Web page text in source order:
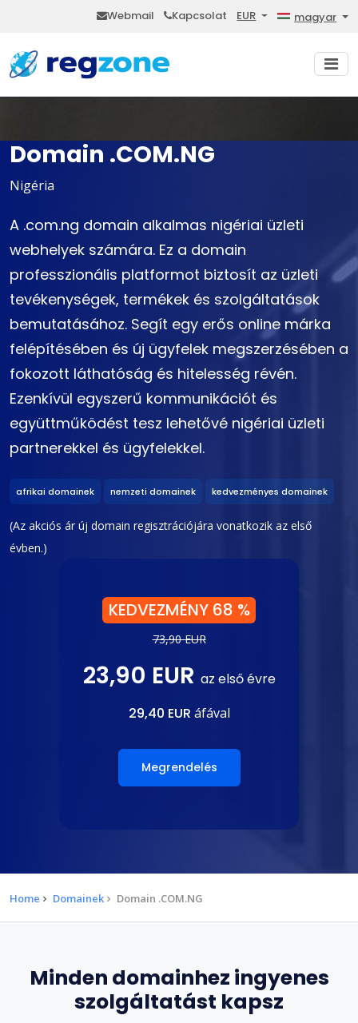
Webmail Kapcsolat EUR magyar
Domain .COM.NG
Nigéria
A .com.ng domain alkalmas nigériai üzleti
webhelyek számára. Ez a domain
professzionális platformot biztosít az üzleti
tevékenységek, termékek és szolgáltatások
bemutatásához. Segít egy erős online márka
felépítésében és új ügyfelek megszerzésében a
fokozott láthatóság és hitelesség révén.
Ezenkívül egyszerű kommunikációt és
együttműködést tesz lehetővé nigériai üzleti
partnerekkel és ügyfelekkel.
afrikai domainek nemzeti domainek kedvezményes domainek
(Az akciós ár új domain regisztrációjára vonatkozik az első
évben.)
KEDVEZMÉNY 68 %
73,90 EUR
23,90 EUR az első évre
29,40 EUR áfával
Megrendelés
Home Domainek Domain .COM.NG
Minden domainhez ingyenes
szolgáltatást kapsz